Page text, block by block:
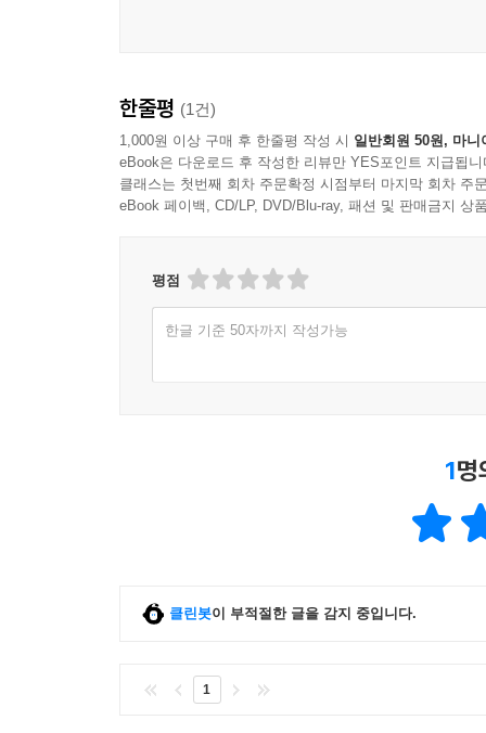
한줄평 (1건)
1,000원 이상 구매 후 한줄평 작성 시 일반회원 50원, 마니
eBook은 다운로드 후 작성한 리뷰만 YES포인트 지급됩니
클래스는 첫번째 회차 주문확정 시점부터 마지막 회차 주
eBook 페이백, CD/LP, DVD/Blu-ray, 패션 및 판매금지 상
평점
한글 기준 50자까지 작성가능
1명
클린봇이 부적절한 글을 감지 중입니다.
1